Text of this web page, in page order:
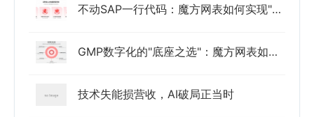
不动SAP一行代码：魔方网表如何实现"外挂式"功能扩展
GMP数字化的"底座之选"：魔方网表如何内建21 CFR Part 11能力
技术失能损营收，AI破局正当时